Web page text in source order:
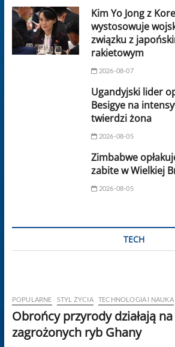
Kim Yo Jong z
wystosowuje
związku z
rakietowym
2026-08-07
Ugandyjski lider
Besigye na
twierdzi żona
2026-08-05
Zimbabwe
zabite w Wielkiej
2026-08-05
TECH
POPULARNE STYL ŻYCIA TECHNOLOGIA I NAUKA
Obrońcy przyrody działają
zagrożonych ryb Ghany